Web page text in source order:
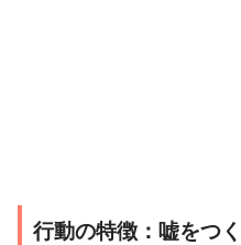
行動の特徴：嘘をつく